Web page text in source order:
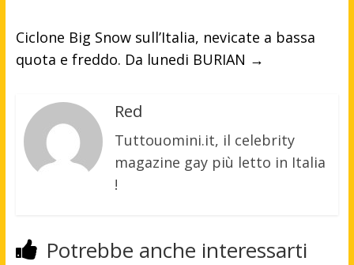
Ciclone Big Snow sull’Italia, nevicate a bassa
quota e freddo. Da lunedi BURIAN →
Red
Tuttouomini.it, il celebrity
magazine gay più letto in Italia
!
Potrebbe anche interessarti